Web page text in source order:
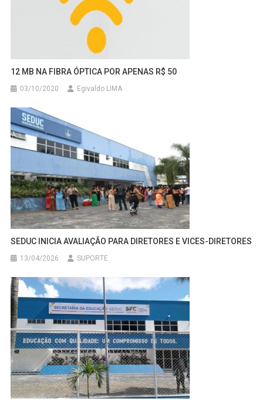
12 MB NA FIBRA ÓPTICA POR APENAS R$ 50
03/10/2020 Egivaldo LIMA
SEDUC INICIA AVALIAÇÃO PARA DIRETORES E VICES-DIRETORES
13/04/2026 SUPORTE